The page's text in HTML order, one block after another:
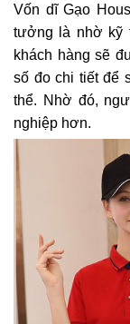
Vốn dĩ Gạo
tưởng là nhờ kỹ
khách hàng sẽ
số đo chi tiết để
thể. Nhờ đó,
nghiệp hơn.